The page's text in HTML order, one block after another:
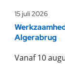
Algerabrug
15 juli 2026
Vanaf 10